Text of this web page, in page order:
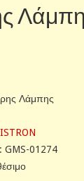
Λάμπης
GMS-01274